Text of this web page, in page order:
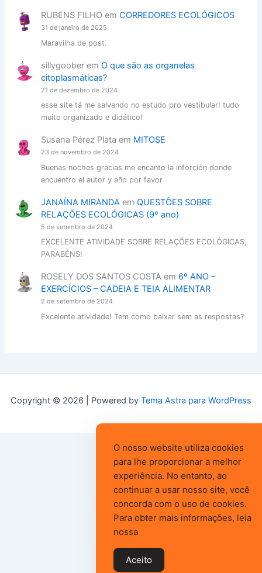
RUBENS FILHO em CORREDORES ECOLÓGICOS
31 de janeiro de 2025
Maravilha de post.
sillygooberem O que são as organelas
citoplasmáticas?
21 de dezembro de 2024
esse site tá me salvando no estudo pro vestibular! tudo
muito organizado e didático!
Susana Pérez Plata em MITOSE
23 de novembro de 2024
Buenas noches gracias me encanto la inforción donde
encuentro el autor y año por favor
JANAÍNA MIRANDA em QUESTÕES SOBRE
RELAÇÕES ECOLÓGICAS (9º ano)
5 de setembro de 2024
EXCELENTE ATIVIDADE SOBRE RELAÇÕES ECOLÓGICAS,
PARABÉNS!
ROSELY DOS SANTOS COSTAem 6º ANO –
EXERCÍCIOS – CADEIA E TEIA ALIMENTAR
2 de setembro de 2024
Excelente atividade! Tem como baixar sem as respostas?
Copyright © 2026 | Powered by Tema Astra para WordPress
O nosso website utiliza cookies
para lhe proporcionar a melhor
experiência. No entanto, ao
continuar a usar nosso site, você
concorda com o uso de cookies.
Para obter mais informações, leia
nossa
Aceito